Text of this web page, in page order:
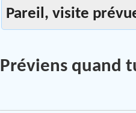
Pareil, visite
Préviens quand